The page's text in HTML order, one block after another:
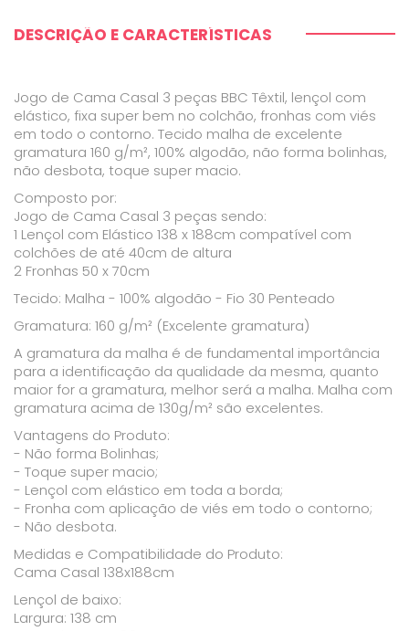
DESCRIÇÃO E CARACTERÍSTICAS
Jogo de Cama Casal 3 peças BBC Têxtil, lençol com
elástico, fixa super bem no colchão, fronhas com viés
em todo o contorno. Tecido malha de excelente
gramatura 160 g/m², 100% algodão, não forma bolinhas,
não desbota, toque super macio.
Composto por:
Jogo de Cama Casal 3 peças sendo:
1 Lençol com Elástico 138 x 188cm compatível com
colchões de até 40cm de altura
2 Fronhas 50 x 70cm
Tecido: Malha - 100% algodão - Fio 30 Penteado
Gramatura: 160 g/m² (Excelente gramatura)
A gramatura da malha é de fundamental importância
para a identificação da qualidade da mesma, quanto
maior for a gramatura, melhor será a malha. Malha com
gramatura acima de 130g/m² são excelentes.
Vantagens do Produto:
- Não forma Bolinhas;
- Toque super macio;
- Lençol com elástico em toda a borda;
- Fronha com aplicação de viés em todo o contorno;
- Não desbota.
Medidas e Compatibilidade do Produto:
Cama Casal 138x188cm
Lençol de baixo:
Largura: 138 cm